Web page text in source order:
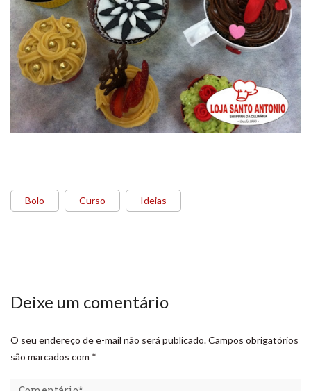
Bolo Curso Ideias
Deixe um comentário
O seu endereço de e-mail não será publicado.Campos obrigatórios
são marcados com *